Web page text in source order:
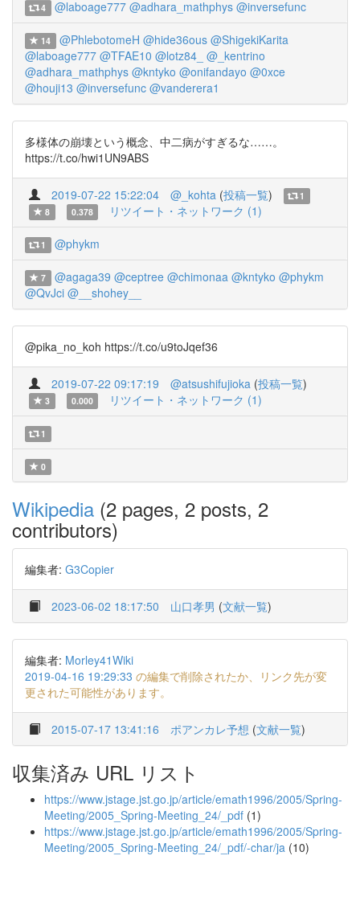
4 @laboage777 @adhara_mathphys @inversefunc
14 @PhlebotomeH @hide36ous @ShigekiKarita
@laboage777 @TFAE10 @lotz84_ @_kentrino
@adhara_mathphys @kntyko @onifandayo @0xce
@houji13 @inversefunc @vanderera1
多様体の崩壊という概念、中二病がすぎるな……。
https://t.co/hwi1UN9ABS
2019-07-22 15:22:04 @_kohta (投稿一覧)
1
8
0.378 リツイート・ネットワーク (1)
1 @phykm
7 @agaga39 @ceptree @chimonaa @kntyko @phykm
@QvJci @__shohey__
@pika_no_koh https://t.co/u9toJqef36
2019-07-22 09:17:19 @atsushifujioka (投稿一覧)
3 0.000 リツイート・ネットワーク (1)
1
0
Wikipedia (2 pages, 2 posts, 2
contributors)
編集者: G3Copier
2023-06-02 18:17:50 山口孝男 (文献一覧)
編集者: Morley41Wiki
2019-04-16 19:29:33 の編集で削除されたか、リンク先が変
更された可能性があります。
2015-07-17 13:41:16 ポアンカレ予想 (文献一覧)
収集済み URL リスト
https://www.jstage.jst.go.jp/article/emath1996/2005/Spring-
Meeting/2005_Spring-Meeting_24/_pdf (1)
https://www.jstage.jst.go.jp/article/emath1996/2005/Spring-
Meeting/2005_Spring-Meeting_24/_pdf/-char/ja (10)